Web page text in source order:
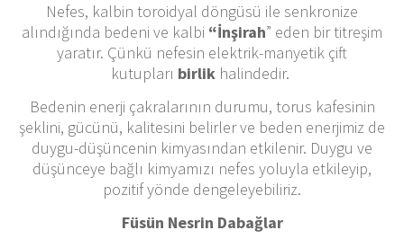
Nefes, kalbin toroidyal döngüsü ile senkronize
alındığında bedeni ve kalbi “İnşirah” eden bir titreşim
yaratır. Çünkü nefesin elektrik-manyetik çift
kutupları birlik halindedir.
Bedenin enerji çakralarının durumu, torus kafesinin
şeklini, gücünü, kalitesini belirler ve beden enerjimiz de
duygu-düşüncenin kimyasından etkilenir. Duygu ve
düşünceye bağlı kimyamızı nefes yoluyla etkileyip,
pozitif yönde dengeleyebiliriz.
Füsün Nesrin Dabağlar